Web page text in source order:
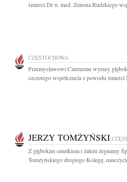
śmierci Dr n. med. Zenona Rudzkiego
CZĘSTOCHOWA
Przemysławowi Czernemu wyrazy
szczerego współczucia z powodu śmierci
JERZY TOMŻYŃSKI
Z głębokim smutkiem i żalem żegnamy
Tomżyńskiego drogiego Kolegę,